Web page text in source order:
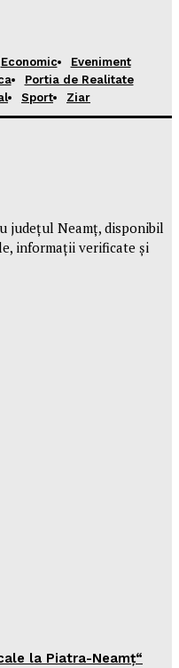
Economic
Eveniment
Portia de Realitate
Sport Ziar
județul Neamț, disponibil
informații verificate și
la Piatra-Neamţ“